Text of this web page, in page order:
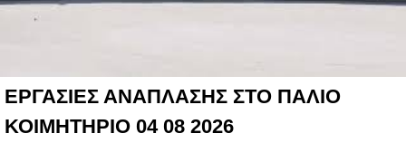
ΕΡΓΑΣΙΕΣ ΑΝΑΠΛΑΣΗΣ ΣΤΟ ΠΑΛΙΟ
ΚΟΙΜΗΤΗΡΙΟ 04 08 2026